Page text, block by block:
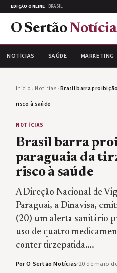
EDIÇÃO ONLINE · BRASIL
O Sertão
NOTÍCIAS SAÚDE MARKETING
Início › Notícias›Brasil barra
risco à saúde
NOTÍCIAS
Brasil barra
paraguaia da
risco à saúde
A Direção Nacional de
Paraguai, a Dinavisa,
(20) um alerta sanitário
uso de quatro
conter tirzepatida….
Por O Sertão Notícias·20 de maio